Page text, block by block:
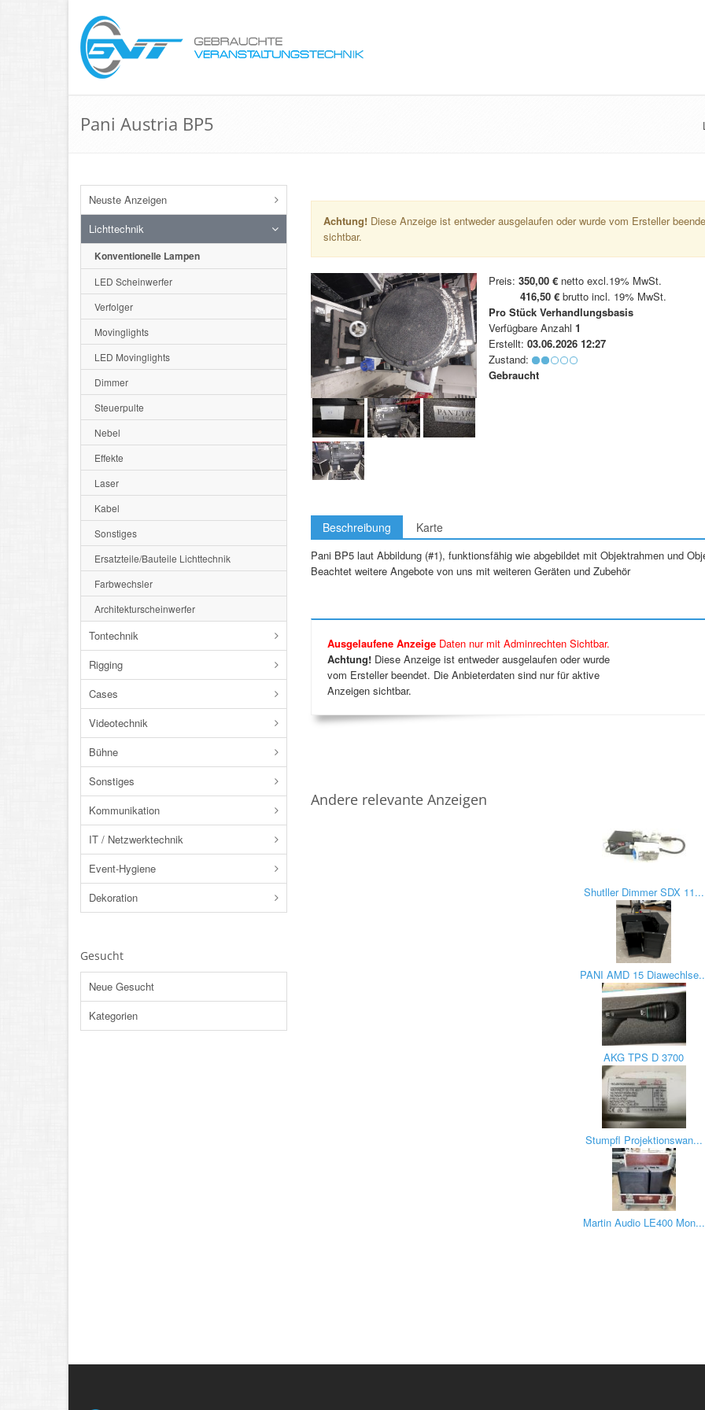
Pani Austria BP5
Neuste Anzeigen
Lichttechnik
Konventionelle Lampen
LED Scheinwerfer
Verfolger
Movinglights
LED Movinglights
Dimmer
Steuerpulte
Nebel
Effekte
Laser
Kabel
Sonstiges
Ersatzteile/Bauteile Lichttechnik
Farbwechsler
Architekturscheinwerfer
Tontechnik
Rigging
Cases
Videotechnik
Bühne
Sonstiges
Kommunikation
IT / Netzwerktechnik
Event-Hygiene
Dekoration
Gesucht
Neue Gesucht
Kategorien
Achtung!Diese Anzeige ist entweder ausgelaufen oder wurde vom Ersteller
sichtbar.
Preis:350,00 € netto excl.19% MwSt.
416,50 € brutto incl. 19% MwSt.
Pro Stück Verhandlungsbasis
Verfügbare Anzahl1
Erstellt:03.06.2026 12:27
Zustand:
Gebraucht
Beschreibung Karte
Pani BP5 laut Abbildung (#1), funktionsfähig wie abgebildet mit Objektrahmen und
Beachtet weitere Angebote von uns mit weiteren Geräten und Zubehör
Ausgelaufene AnzeigeDaten nur mit Adminrechten Sichtbar.
Achtung!Diese Anzeige ist entweder ausgelaufen oder wurde
vom Ersteller beendet. Die Anbieterdaten sind nur für aktive
Anzeigen sichtbar.
Andere relevante Anzeigen
Shutller Dimmer SDX 11...
PANI AMD 15
AKG TPS D 3700
Stumpfl Projektionswan...
Martin Audio LE400 Mon...